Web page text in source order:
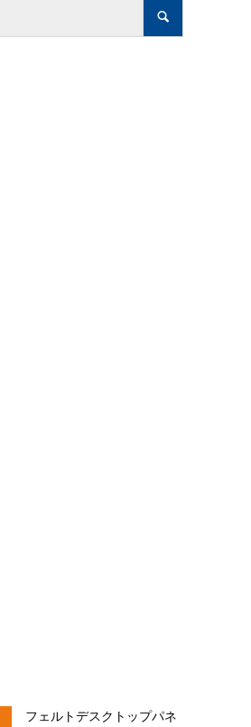
フェルトデスクトップパネ